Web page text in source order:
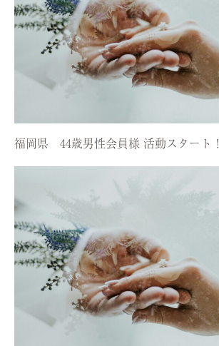
福岡県 44歳男性会員様 活動スタート！